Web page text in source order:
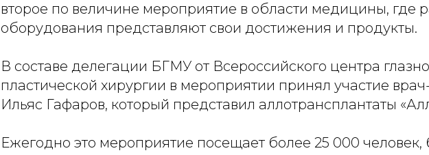
второе по величине мероприятие в области медицины, где
оборудования представляют свои достижения и продукты.
В составе делегации БГМУ от Всероссийского центра
пластической хирургии в мероприятии принял участие
Ильяс Гафаров, который представил аллотрансплантаты
Ежегодно это мероприятие посещает более 25 000